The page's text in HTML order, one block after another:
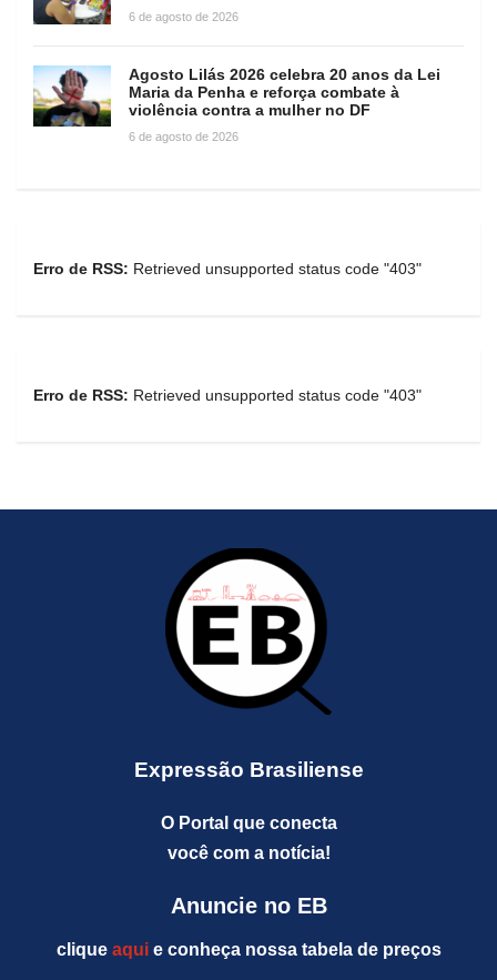
6 de agosto de 2026
Agosto Lilás 2026 celebra 20 anos da Lei
Maria da Penha e reforça combate à
violência contra a mulher no DF
6 de agosto de 2026
Erro de RSS: Retrieved unsupported status code "403"
Erro de RSS: Retrieved unsupported status code "403"
Expressão Brasiliense
O Portal que conecta
você com a notícia!
Anuncie no EB
clique aquie conheça nossa tabela de preços